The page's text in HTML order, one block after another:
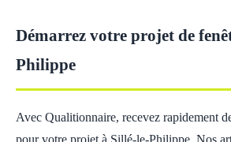
Démarrez votre projet de
Philippe
Avec Qualitionnaire, recevez rapidement
pour votre projet à Sillé-le-Philippe. Nos